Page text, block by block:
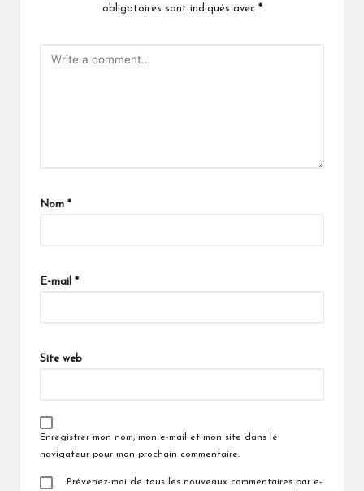
obligatoires sont indiqués avec *
Nom *
E-mail *
Site web
Enregistrer mon nom, mon e-mail et mon site dans le
navigateur pour mon prochain commentaire.
Prévenez-moi de tous les nouveaux commentaires par e-